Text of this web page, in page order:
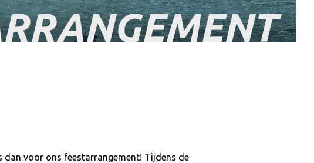
dan voor ons feestarrangement! Tijdens de